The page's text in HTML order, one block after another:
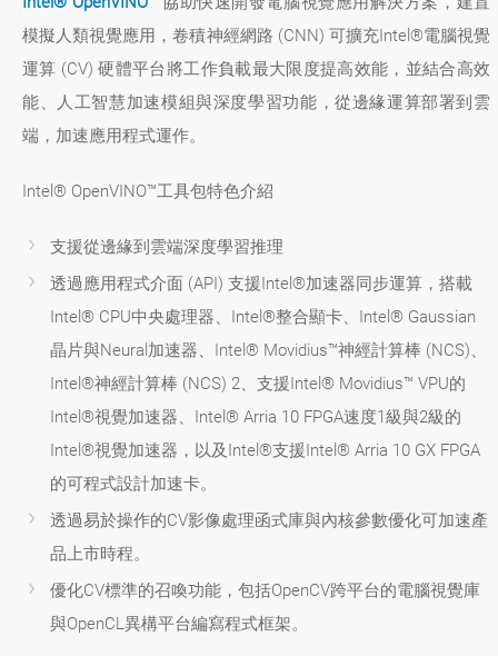
模擬人類視覺應用，卷積神經網路 (CNN) 可擴充Intel®電腦視覺
運算 (CV) 硬體平台將工作負載最大限度提高效能，並結合高效
能、人工智慧加速模組與深度學習功能，從邊緣運算部署到雲
端，加速應用程式運作。
Intel® OpenVINO™工具包特色介紹
支援從邊緣到雲端深度學習推理
透過應用程式介面 (API) 支援Intel®加速器同步運算，搭載
Intel® CPU中央處理器、Intel®整合顯卡、Intel® Gaussian
晶片與Neural加速器、Intel® Movidius™神經計算棒 (NCS)、
Intel®神經計算棒 (NCS) 2、支援Intel® Movidius™ VPU的
Intel®視覺加速器、Intel® Arria 10 FPGA速度1級與2級的
Intel®視覺加速器，以及Intel®支援Intel® Arria 10 GX FPGA
的可程式設計加速卡。
透過易於操作的CV影像處理函式庫與內核參數優化可加速產
品上市時程。
優化CV標準的召喚功能，包括OpenCV跨平台的電腦視覺庫
與OpenCL異構平台編寫程式框架。